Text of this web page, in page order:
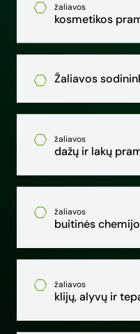
žaliavos
kosmetikos
Žaliavos
žaliavos
dažų ir lakų
žaliavos
buitinės
žaliavos
klijų, alyvų ir